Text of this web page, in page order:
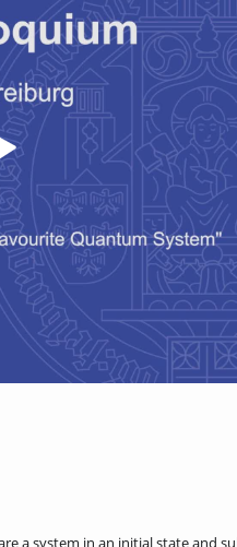
Video abspielen